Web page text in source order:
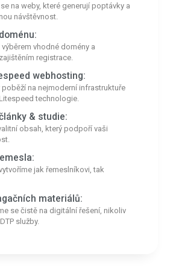
na weby, které generují poptávky a
návštěvnost.
výběrem vhodné domény a
registrace.
webhosting:
poběží na nejmoderní infrastruktuře
technologie.
& studie:
obsah, který podpoří vaši
jak řemeslníkovi, tak
materiálů:
se čistě na digitální řešení, nikoliv
služby.